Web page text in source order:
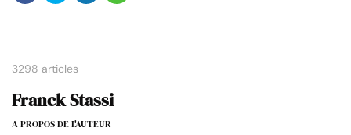
3298 articles
Franck Stassi
A PROPOS DE L'AUTEUR